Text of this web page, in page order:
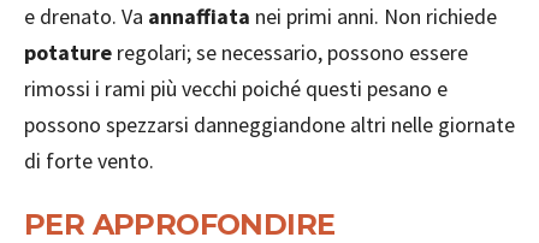
e drenato. Va annaffiata nei primi anni. Non richiede
potature regolari; se necessario, possono essere
rimossi i rami più vecchi poiché questi pesano e
possono spezzarsi danneggiandone altri nelle giornate
di forte vento.
PER APPROFONDIRE